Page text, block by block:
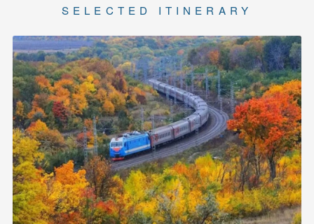
SELECTED ITINERARY